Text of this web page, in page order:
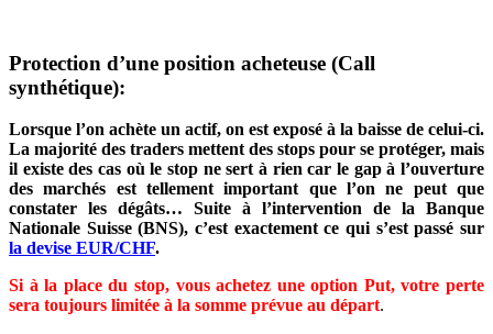
Protection d’une position acheteuse (Call
synthétique):
Lorsque l’on achète un actif, on est exposé à la baisse de celui-ci.
La majorité des traders mettent des stops pour se protéger, mais
il existe des cas où le stop ne sert à rien car le gap à l’ouverture
des marchés est tellement important que l’on ne peut que
constater les dégâts… Suite à l’intervention de la Banque
Nationale Suisse (BNS), c’est exactement ce qui s’est passé sur
la devise EUR/CHF.
Si à la place du stop, vous achetez une option Put, votre perte
sera toujours limitée à la somme prévue au départ.